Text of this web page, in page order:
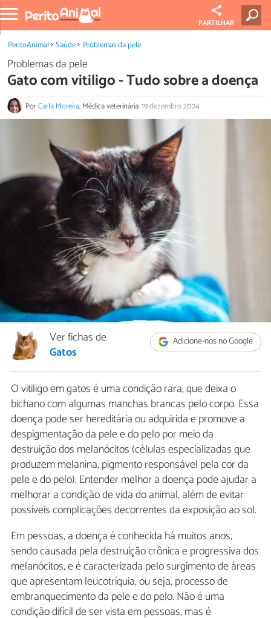
PARTILHAR
PeritoAnimal Saúde Problemas da pele
Problemas da pele
Gato com vitiligo - Tudo sobre a doença
PorCarla Moreira, Médica veterinária.19 dezembro 2024
Adicione-nos no Google
Ver fichas de
Gatos
O vitiligo em gatos é uma condição rara, que deixa o
bichano com algumas manchas brancas pelo corpo. Essa
doença pode ser hereditária ou adquirida e promove a
despigmentação da pele e do pelo por meio da
destruição dos melanócitos (células especializadas que
produzem melanina, pigmento responsável pela cor da
pele e do pelo). Entender melhor a doença pode ajudar a
melhorar a condição de vida do animal, além de evitar
possíveis complicações decorrentes da exposição ao sol.
Em pessoas, a doença é conhecida há muitos anos,
sendo causada pela destruição crônica e progressiva dos
melanócitos, e é caracterizada pelo surgimento de áreas
que apresentam leucotríquia, ou seja, processo de
embranquecimento da pele e do pelo. Não é uma
condição difícil de ser vista em pessoas, mas é